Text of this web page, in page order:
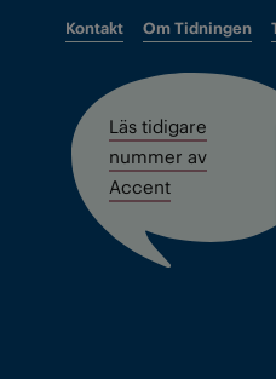
Kontakt Om Tidningen
Läs tidigare
nummer av
Accent